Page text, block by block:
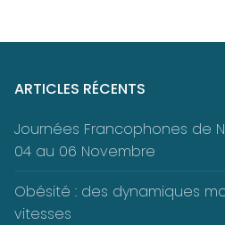
ARTICLES RÉCENTS
Journées Francophones de
04 au 06 Novembre
Obésité : des dynamiques
vitesses